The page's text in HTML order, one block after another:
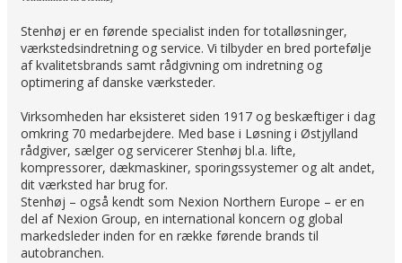
Stenhøj er en førende specialist inden for totalløsninger,
værkstedsindretning og service. Vi tilbyder en bred portefølje
af kvalitetsbrands samt rådgivning om indretning og
optimering af danske værksteder.
Virksomheden har eksisteret siden 1917 og beskæftiger i dag
omkring 70 medarbejdere. Med base i Løsning i Østjylland
rådgiver, sælger og servicerer Stenhøj bl.a. lifte,
kompressorer, dækmaskiner, sporingssystemer og alt andet,
dit værksted har brug for.
Stenhøj – også kendt som Nexion Northern Europe – er en
del af Nexion Group, en international koncern og global
markedsleder inden for en række førende brands til
autobranchen.